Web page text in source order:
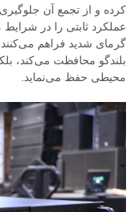
کرده و از تجمع آن
عملکرد ثابتی را در
گرمای شدید فراهم
بلندگو محافظت می‌کند،
محیطی حفظ می‌نماید.